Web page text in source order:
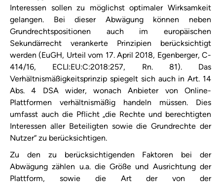
Interessen sollen zu möglichst optimaler Wirksamkeit
gelangen. Bei dieser Abwägung können neben
Grundrechtspositionen auch im europäischen
Sekundärrecht verankerte Prinzipien berücksichtigt
werden (EuGH, Urteil vom 17. April 2018, Egenberger, C-
414/16, ECLI:EU:C:2018:257, Rn. 81). Das
Verhältnismäßigkeitsprinzip spiegelt sich auch in Art. 14
Abs. 4 DSA wider, wonach Anbieter von Online-
Plattformen verhältnismäßig handeln müssen. Dies
umfasst auch die Pflicht „die Rechte und berechtigten
Interessen aller Beteiligten sowie die Grundrechte der
Nutzer“ zu berücksichtigen.
Zu den zu berücksichtigenden Faktoren bei der
Abwägung zählen u.a. die Größe und Ausrichtung der
Plattform, sowie die Art der von der